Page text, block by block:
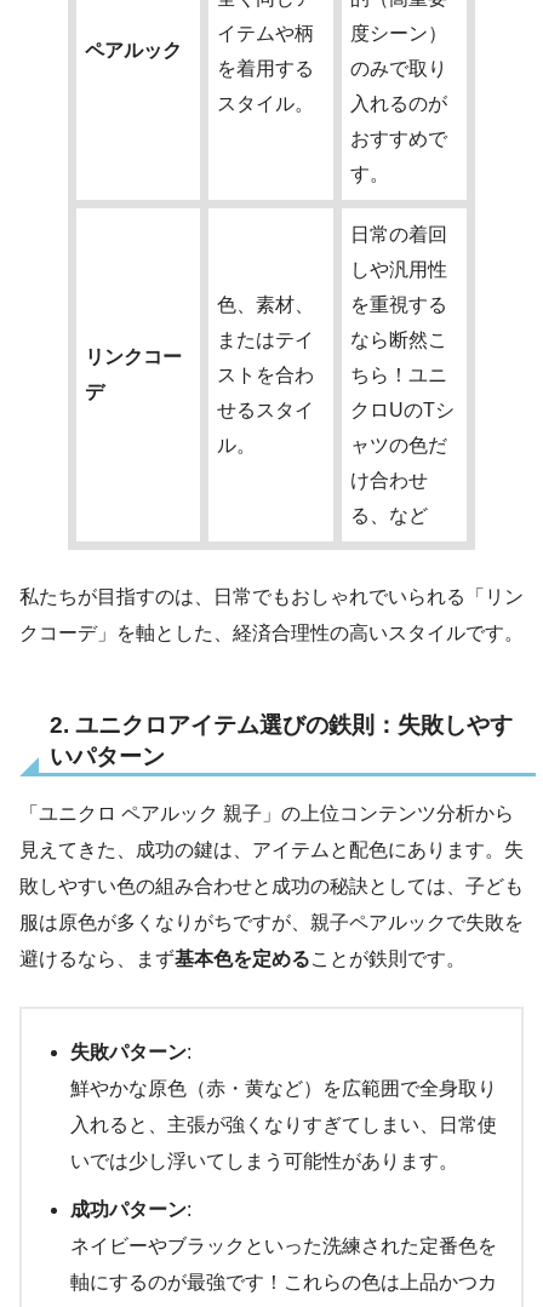
ペアルック
イテムや柄
を着用する
スタイル。
度シーン）
のみで取り
入れるのが
おすすめで
す。
リンクコー
デ
色、素材、
またはテイ
ストを合わ
せるスタイ
ル。
日常の着回
しや汎用性
を重視する
なら断然こ
ちら！ユニ
クロUのTシ
ャツの色だ
け合わせ
る、など
私たちが目指すのは、日常でもおしゃれでいられる「リン
クコーデ」を軸とした、経済合理性の高いスタイルです。
2. ユニクロアイテム選びの鉄則：失敗しやす
いパターン
「ユニクロ ペアルック 親子」の上位コンテンツ分析から
見えてきた、成功の鍵は、アイテムと配色にあります。失
敗しやすい色の組み合わせと成功の秘訣としては、子ども
服は原色が多くなりがちですが、親子ペアルックで失敗を
避けるなら、まず基本色を定めることが鉄則です。
失敗パターン:
鮮やかな原色（赤・黄など）を広範囲で全身取り
入れると、主張が強くなりすぎてしまい、日常使
いでは少し浮いてしまう可能性があります。
成功パターン:
ネイビーやブラックといった洗練された定番色を
軸にするのが最強です！これらの色は上品かつカ